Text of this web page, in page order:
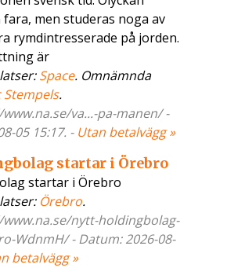
men studeras noga av
rymdintresserade på jorden.
är
Space. Omnämnda
Stempels.
va...-pa-manen/ -
05 15:17. - Utan betalvägg »
startar i Örebro
startar i Örebro
Örebro.
nytt-holdingbolag-
WdnmH/ - Datum: 2026-08-
betalvägg »